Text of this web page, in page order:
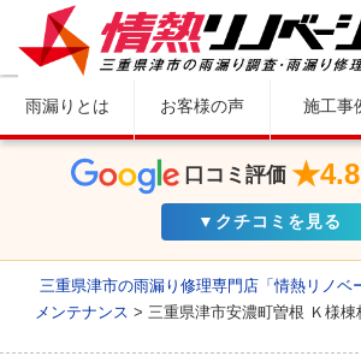
雨漏りとは お客様の声 施工事
口コミ評価 ★4.8
▼クチコミを見る
三重県津市の雨漏り修理専門店「情熱リノベ
メンテナンス > 三重県津市安濃町曽根 Ｋ様棟